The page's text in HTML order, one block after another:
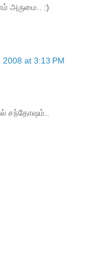
அருமை.. :)
2008 at 3:13 PM
சந்தோஷம்..